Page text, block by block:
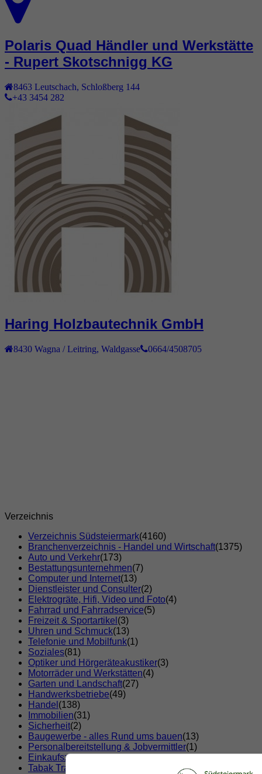
Polaris Quad Händler und Werkstätte
- Rupert Skotschnigg KG
8463 Leutschach, Schloßberg 144
+43 3454 282
Haring Holzbautechnik GmbH
8430 Wagna / Leitring Waldgasse 0664/4508705
Verzeichnis
Verzeichnis Südsteiermark(4160)
Branchenverzeichnis - Handel und Wirtschaft(1375)
Auto und Verkehr(173)
Bestattungsunternehmen(7)
Computer und Internet(13)
Dienstleister und Consulter(2)
Elektrogräte, Hifi, Video und Foto(4)
Fahrrad und Fahrradservice(5)
Freizeit & Sportartikel (3)
Uhren und Schmuck(13)
Telefonie und Mobilfunk(1)
Soziales(81)
Optiker und Hörgeräteakustiker(3)
Motorräder und Werkstätten(4)
Garten und Landschaft(27)
Handwerksbetriebe(49)
Handel (138)
Immobilien(31)
Sicherheit(2)
Baugewerbe - alles Rund ums bauen(13)
Personalbereitstellung & Jobvermittler(1)
Einkaufszentren(2)
Tabak Trafik